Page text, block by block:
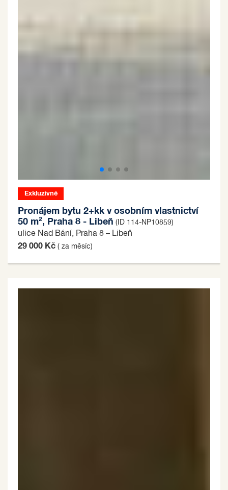
Exkluzivně
Pronájem bytu 2+kk v osobním vlastnictví
50 m², Praha 8 - Libeň (ID 114-NP10859)
ulice Nad Bání, Praha 8 – Libeň
29 000 Kč ( za měsíc)